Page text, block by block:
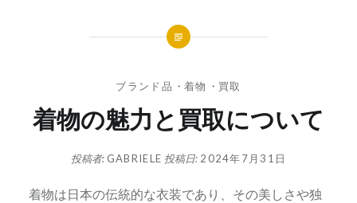
ブランド品 ・着物 ・ 買取
着物の魅力と買取について
投稿者: GABRIELE 投稿日: 2024年7月31日
着物は日本の伝統的な衣装であり、その美しさや独